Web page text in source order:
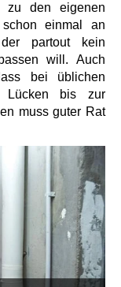
zu den eigenen
einmal an
der partout kein
will. Auch
bei üblichen
Lücken bis zur
muss guter Rat